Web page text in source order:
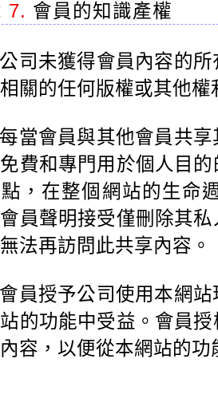
7. 會員的知識產權
司未獲得會員內容的
關的任何版權或其他權
當會員與其他會員共
費和專門用於個人目
，在整個網站的生命
員聲明接受僅刪除其
法再訪問此共享內容。
員授予公司使用本網
的功能中受益。會員
容，以便從本網站的功